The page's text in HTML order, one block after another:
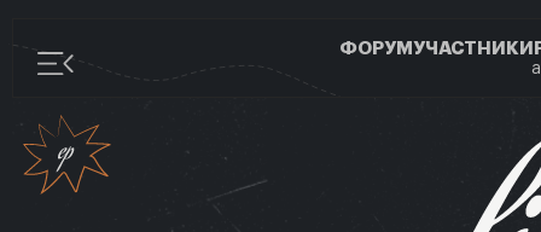
ФОРУМУЧАСТНИКИ